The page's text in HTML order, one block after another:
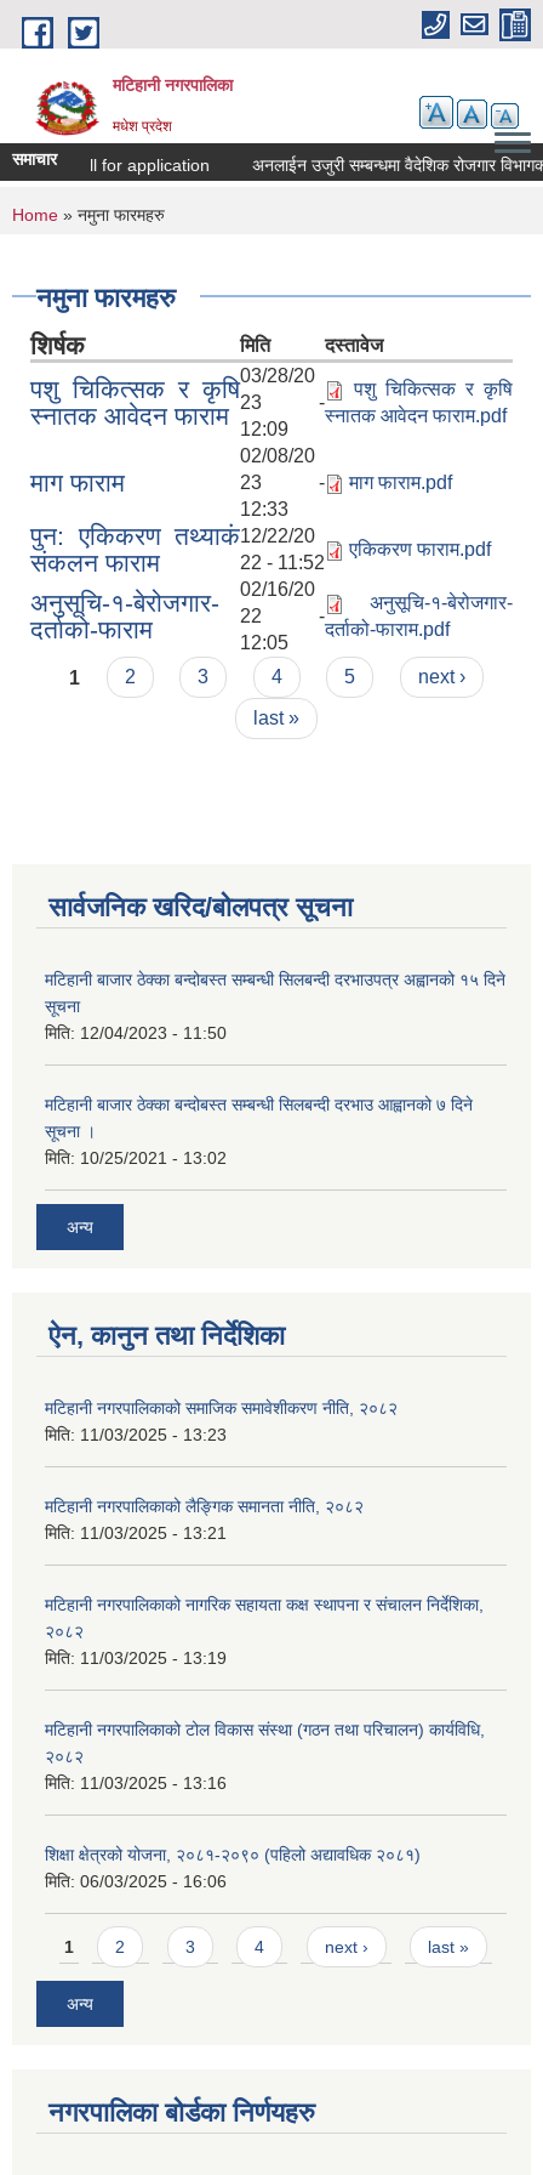
Skip to main content
मटिहानी नगरपालिका
मधेश प्रदेश
समाचारCall for application अनलाईन उजुरी सम्बन्धमा वैदेशिक रोजगार
You are here
Home » नमुना फारमहरु
नमुना फारमहरु
शिर्षक मिति दस्तावेज
पशु चिकित्सक र कृषि
स्नातक आवेदन फाराम
03/28/20
23 -
12:09
पशु चिकित्सक र कृषि
स्नातक आवेदन फाराम.pdf
माग फाराम
02/08/20
23 -
12:33
माग फाराम.pdf
पुन: एकिकरण तथ्याकं
संकलन फाराम
12/22/20
22 - 11:52
एकिकरण फाराम.pdf
अनुसूचि-१-बेरोजगार-
दर्ताको-फाराम
02/16/20
22 -
12:05
अनुसूचि-१-बेरोजगार-
दर्ताको-फाराम.pdf
Pages
1 2 3 4 5
next ›
last »
सार्वजनिक खरिद/बोलपत्र सूचना
मटिहानी बाजार ठेक्का बन्दोबस्त सम्बन्धी सिलबन्दी दरभाउपत्र अह्वानको १५ दिने
सूचना
मिति: 12/04/2023 - 11:50
मटिहानी बाजार ठेक्का बन्दोबस्त सम्बन्धी सिलबन्दी दरभाउ आह्वानको ७ दिने
सूचना ।
मिति: 10/25/2021 - 13:02
अन्य
ऐन, कानुन तथा निर्देशिका
मटिहानी नगरपालिकाको समाजिक समावेशीकरण नीति, २०८२
मिति: 11/03/2025 - 13:23
मटिहानी नगरपालिकाको लैङ्गिक समानता नीति, २०८२
मिति: 11/03/2025 - 13:21
मटिहानी नगरपालिकाको नागरिक सहायता कक्ष स्थापना र संचालन निर्देशिका,
२०८२
मिति: 11/03/2025 - 13:19
मटिहानी नगरपालिकाको टोल विकास संस्था (गठन तथा परिचालन) कार्यविधि,
२०८२
मिति: 11/03/2025 - 13:16
शिक्षा क्षेत्रको योजना, २०८१-२०९० ‌‍(पहिलो अद्यावधिक २०८१)
मिति: 06/03/2025 - 16:06
Pages
1 2 3 4 next › last »
अन्य
नगरपालिका बोर्डका निर्णयहरु